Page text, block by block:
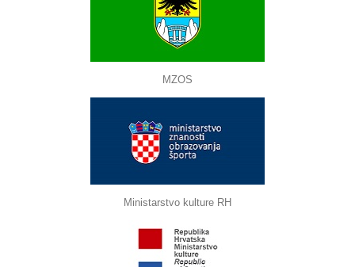
MZOS
Ministarstvo kulture RH